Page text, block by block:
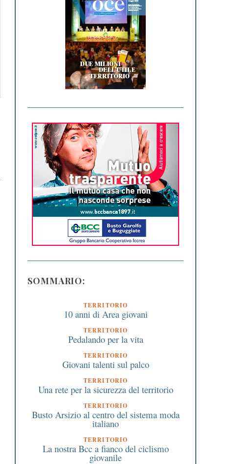
SOMMARIO:
TERRITORIO
10 anni di Area giovani
TERRITORIO
Pedalando per la vita
TERRITORIO
Giovani talenti sul palco
TERRITORIO
Una rete per la sicurezza del territorio
TERRITORIO
Busto Arsizio al centro del sistema moda
italiano
TERRITORIO
La nostra Bcc a fianco del ciclismo
giovanile